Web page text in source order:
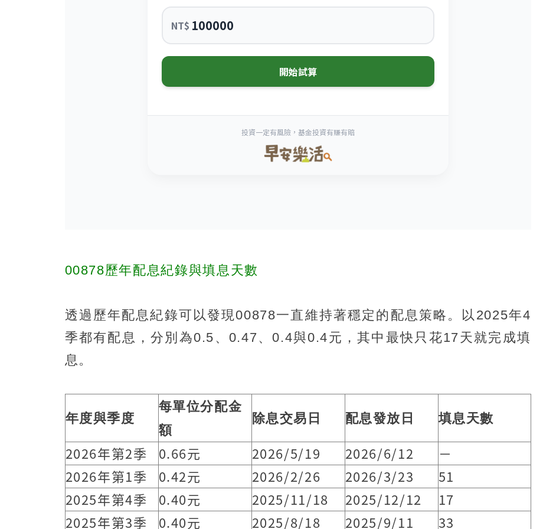
00878歷年配息紀錄與填息天數
透過歷年配息紀錄可以發現00878一直維持著穩定的配息策略。以2025年4
季都有配息，分別為0.5、0.47、0.4與0.4元，其中最快只花17天就完成填
息。
年度與季度
每單位分配金
額
除息交易日 配息發放日 填息天數
2026年第2季 0.66元 2026/5/19 2026/6/12
－
2026年第1季
0.42元 2026/2/26 2026/3/23
51
2025年第4季
0.40元 2025/11/18 2025/12/12
17
2025年第3季
0.40元 2025/8/18 2025/9/11 33